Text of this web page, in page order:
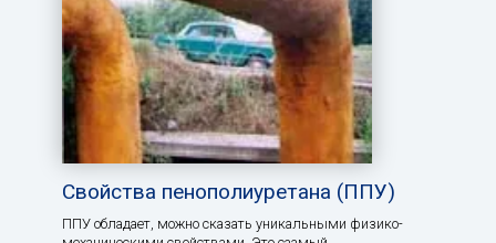
Свойства пенополиуретана (ППУ)
ППУ обладает, можно сказать уникальными физико-